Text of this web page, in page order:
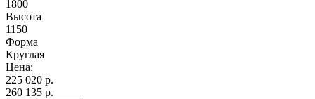
1800
Высота
1150
Форма
Круглая
Цена:
225 020 р.
260 135 р.